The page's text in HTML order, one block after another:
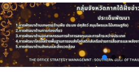
ประชุมคณะกรรมการร่วม
เพื่อแก้ไขปัญหาทางเศรษ
จังหวัดภาคใต้ฝั่งอ่าวไทย
ขอเชิญประชุมคณะกรรม
และเอกชนเพื่อแก้ไขปัญห
(กรอ.) กลุ่มจังหวัดภาคใต้
2/2569 ในวันที่ 20 มีนาคม